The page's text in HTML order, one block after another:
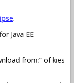
.
Java EE
from:" of kies